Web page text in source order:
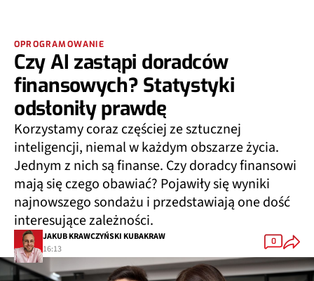
OPROGRAMOWANIE
Czy AI zastąpi doradców
finansowych? Statystyki
odsłoniły prawdę
Korzystamy coraz częściej ze sztucznej
inteligencji, niemal w każdym obszarze życia.
Jednym z nich są finanse. Czy doradcy finansowi
mają się czego obawiać? Pojawiły się wyniki
najnowszego sondażu i przedstawiają one dość
interesujące zależności.
JAKUB KRAWCZYŃSKI KUBAKRAW
16:13
0